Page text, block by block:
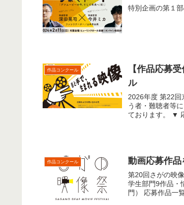
特別企画の第１
作品コンクール
【作品応募
ル
2026年度 第22回
う者・難聴者等
ております。 ▼
作品コンクール 動画応募作品
第20回さがの映
学生部門9作品・
門） 応募作品一